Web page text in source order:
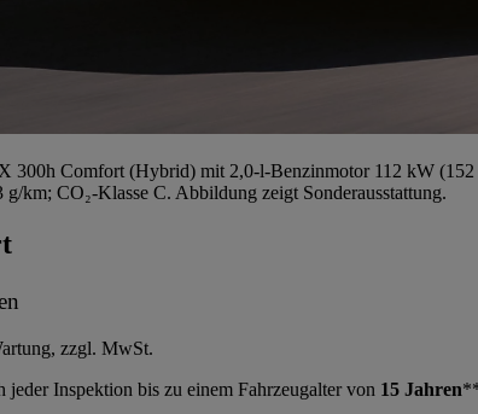
300h Comfort (Hybrid) mit 2,0-l-Benzinmotor 112 kW
km; CO₂-Klasse C. Abbildung zeigt Sonderausstattung.
zzgl. MwSt.
jeder Inspektion bis zu einem Fahrzeugalter von 15 Jahren